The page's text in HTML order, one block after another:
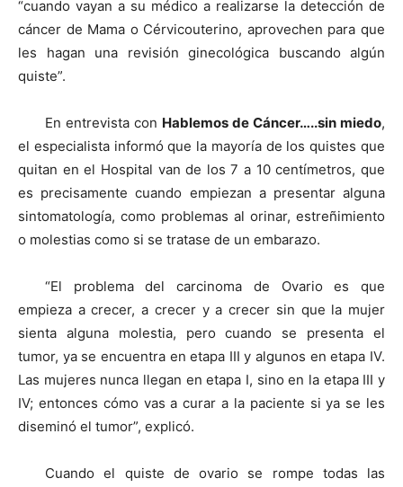
“cuando vayan a su médico a realizarse la detección de
cáncer de Mama o Cérvicouterino, aprovechen para que
les hagan una revisión ginecológica buscando algún
quiste”.
En entrevista con Hablemos de Cáncer…..sin miedo,
el especialista informó que la mayoría de los quistes que
quitan en el Hospital van de los 7 a 10 centímetros, que
es precisamente cuando empiezan a presentar alguna
sintomatología, como problemas al orinar, estreñimiento
o molestias como si se tratase de un embarazo.
“El problema del carcinoma de Ovario es que
empieza a crecer, a crecer y a crecer sin que la mujer
sienta alguna molestia, pero cuando se presenta el
tumor, ya se encuentra en etapa III y algunos en etapa IV.
Las mujeres nunca llegan en etapa I, sino en la etapa III y
IV; entonces cómo vas a curar a la paciente si ya se les
diseminó el tumor”, explicó.
Cuando el quiste de ovario se rompe todas las